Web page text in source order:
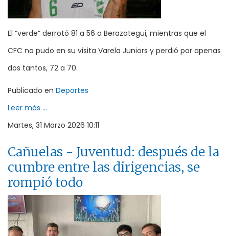
El “verde” derrotó 81 a 56 a Berazategui, mientras que el
CFC no pudo en su visita Varela Juniors y perdió por apenas
dos tantos, 72 a 70.
Publicado en Deportes
Leer más ...
Martes, 31 Marzo 2026 10:11
Cañuelas - Juventud: después de la
cumbre entre las dirigencias, se
rompió todo